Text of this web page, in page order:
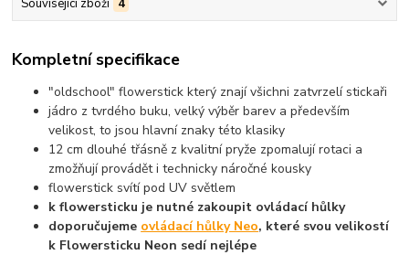
Související zboží 4
Kompletní specifikace
"oldschool" flowerstick který znají všichni zatvrzelí stickaři
jádro z tvrdého buku, velký výběr barev a především
velikost, to jsou hlavní znaky této klasiky
12 cm dlouhé třásně z kvalitní pryže zpomalují rotaci a
zmožňují provádět i technicky náročné kousky
flowerstick svítí pod UV světlem
k flowersticku je nutné zakoupit ovládací hůlky
doporučujeme ovládací hůlky Neo, které svou velikostí
k Flowersticku Neon sedí nejlépe